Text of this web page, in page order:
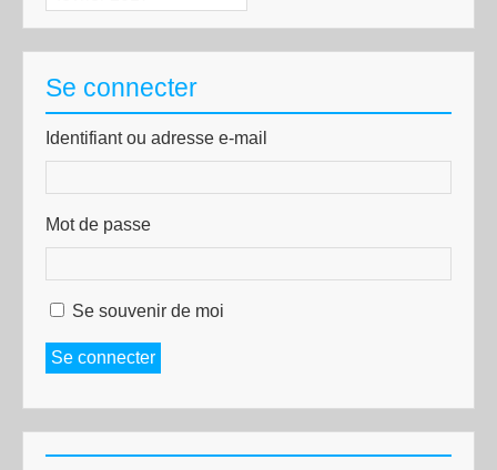
Se connecter
Identifiant ou adresse e-mail
Mot de passe
Se souvenir de moi
Se connecter